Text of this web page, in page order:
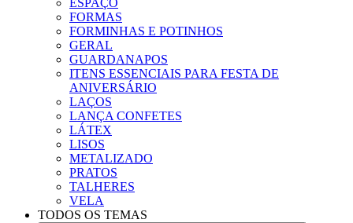
ESPAÇO
FORMAS
FORMINHAS E POTINHOS
GERAL
GUARDANAPOS
ITENS ESSENCIAIS PARA FESTA DE
ANIVERSÁRIO
LAÇOS
LANÇA CONFETES
LÁTEX
LISOS
METALIZADO
PRATOS
TALHERES
VELA
TODOS OS TEMAS